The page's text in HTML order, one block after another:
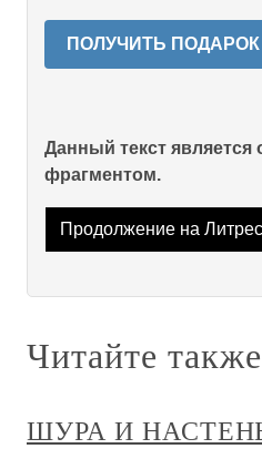
ПОЛУЧИТЬ ПОДАРОК
Данный текст
фрагментом.
Продолжение на Литрес
Читайте также
ШУРА И